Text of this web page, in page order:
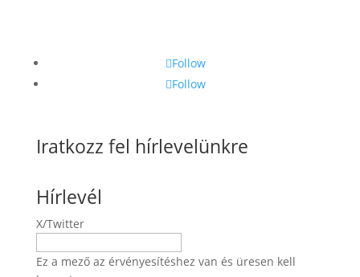
Follow
Follow
Iratkozz fel hírlevelünkre
Hírlevél
X/Twitter
Ez a mező az érvényesítéshez van és üresen kell